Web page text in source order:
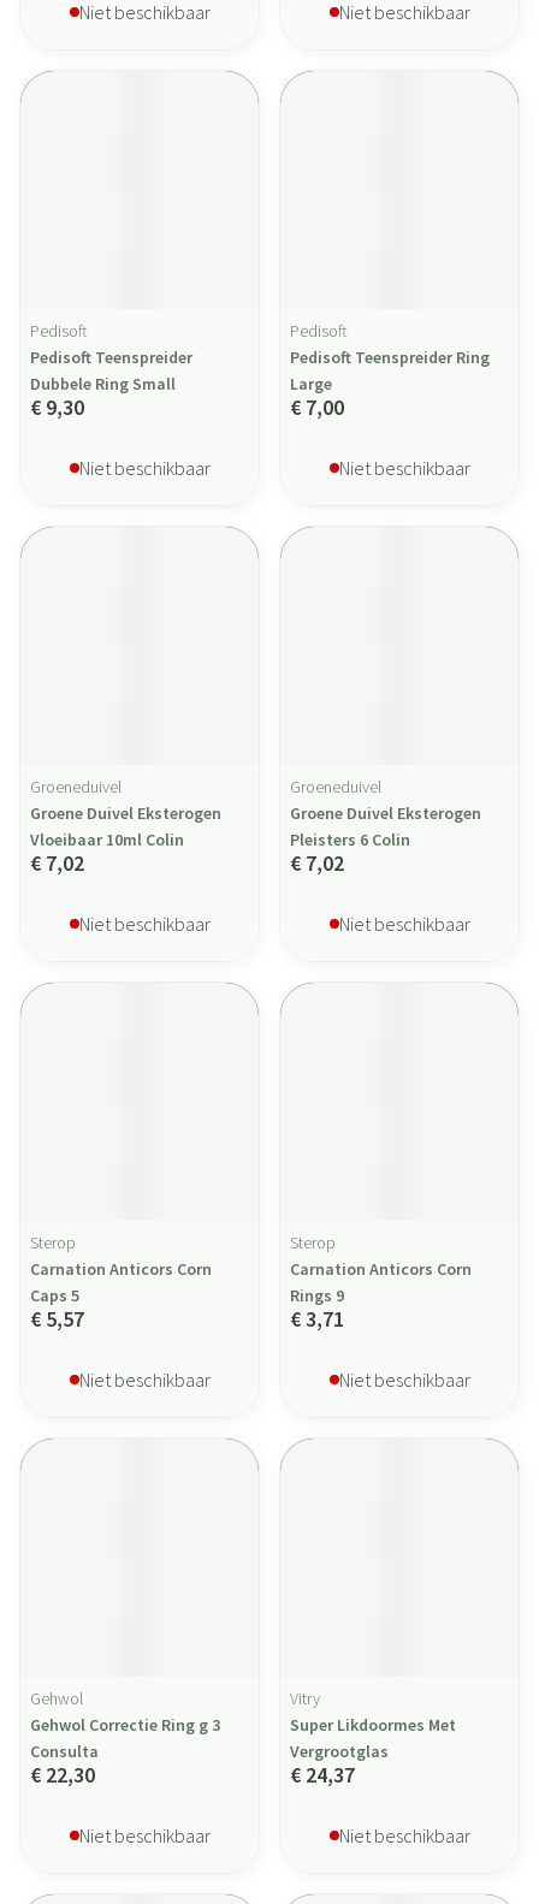
Niet beschikbaar Niet beschikbaar
Pedisoft
Pedisoft Teenspreider
Dubbele Ring Small
€ 9,30
Niet beschikbaar
Pedisoft
Pedisoft Teenspreider Ring
Large
€ 7,00
Niet beschikbaar
Groeneduivel
Groene Duivel Eksterogen
Vloeibaar 10ml Colin
€ 7,02
Niet beschikbaar
Groeneduivel
Groene Duivel Eksterogen
Pleisters 6 Colin
€ 7,02
Niet beschikbaar
Sterop
Carnation Anticors Corn
Caps 5
€ 5,57
Niet beschikbaar
Sterop
Carnation Anticors Corn
Rings 9
€ 3,71
Niet beschikbaar
Gehwol
Gehwol Correctie Ring g 3
Consulta
€ 22,30
Niet beschikbaar
Vitry
Super Likdoormes Met
Vergrootglas
€ 24,37
Niet beschikbaar